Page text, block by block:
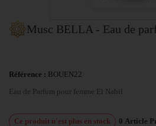
Musc BELLA - Eau de
Référence : BOUEN22
Eau de Parfum pour femme El Nabil
Ce produit n'est plus en stock 0 Article